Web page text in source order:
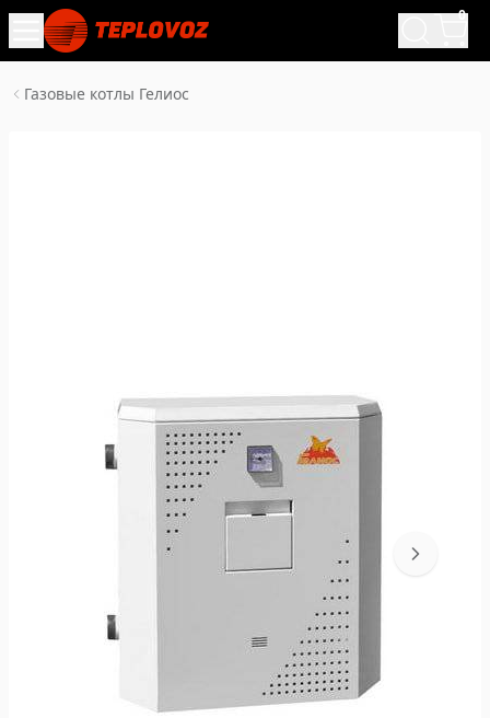
0
Газовые котлы Гелиос